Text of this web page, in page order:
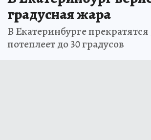
градусная жара
В Екатеринбурге
потеплеет до 30 градусов